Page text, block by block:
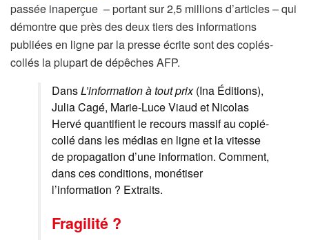
passée inaperçue – portant sur 2,5 millions d’articles – qui
démontre que près des deux tiers des informations
publiées en ligne par la presse écrite sont des copiés-
collés la plupart de dépêches AFP.
DansL’information à tout prix(Ina Éditions),
Julia Cagé, Marie-Luce Viaud et Nicolas
Hervé quantifient le recours massif au copié-
collé dans les médias en ligne et la vitesse
de propagation d’une information. Comment,
dans ces conditions, monétiser
l’information ? Extraits.
Fragilité ?